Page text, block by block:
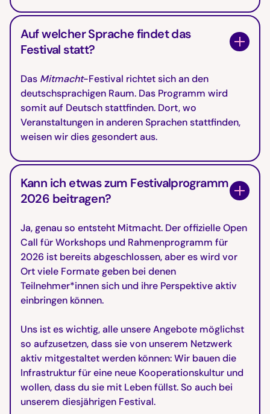
Auf welcher Sprache findet das
Festival statt?
DasMitmacht-Festival richtet sich an den
deutschsprachigen Raum. Das Programm wird
somit auf Deutsch stattfinden. Dort, wo
Veranstaltungen in anderen Sprachen stattfinden,
weisen wir dies gesondert aus.
Kann ich etwas zum Festivalprogramm
2026 beitragen?
Ja, genau so entsteht Mitmacht. Der offizielle Open
Call für Workshops und Rahmenprogramm für
2026 ist bereits abgeschlossen, aber es wird vor
Ort viele Formate geben bei denen
Teilnehmer*innen sich und ihre Perspektive aktiv
einbringen können.
Uns ist es wichtig, alle unsere Angebote möglichst
so aufzusetzen, dass sie von unserem Netzwerk
aktiv mitgestaltet werden können: Wir bauen die
Infrastruktur für eine neue Kooperationskultur und
wollen, dass du sie mit Leben füllst. So auch bei
unserem diesjährigen Festival.